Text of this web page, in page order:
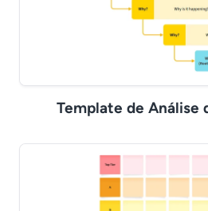
Template de Análise